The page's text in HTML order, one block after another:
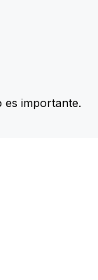
es importante.